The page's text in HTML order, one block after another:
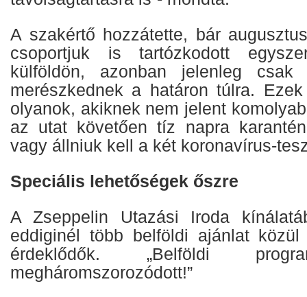
A szakértő hozzátette, bár
csoportjuk is tartózkodott
külföldön, azonban jelenleg csak
merészkednek a határon túlra.
olyanok, akiknek nem jelent
az utat követően tíz napra
vagy állniuk kell a két koronavírus-
Speciális lehetőségek őszre
A Zseppelin Utazási Iroda
eddiginél több belföldi ajánlat közül
érdeklődők. „Belföldi
megháromszorozódott!”